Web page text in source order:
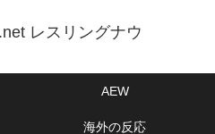
レスリングナウ
AEW
海外の反応